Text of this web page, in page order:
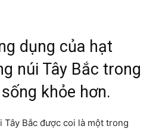
dụng của hạt
núi Tây Bắc trong
khỏe hơn.
Tây Bắc được coi là một trong